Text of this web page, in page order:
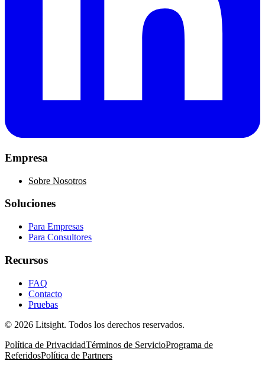
Empresa
Sobre Nosotros
Soluciones
Para Empresas
Para Consultores
Recursos
FAQ
Contacto
Pruebas
© 2026 Litsight. Todos los derechos reservados.
Política de PrivacidadTérminos de ServicioPrograma de
ReferidosPolítica de Partners